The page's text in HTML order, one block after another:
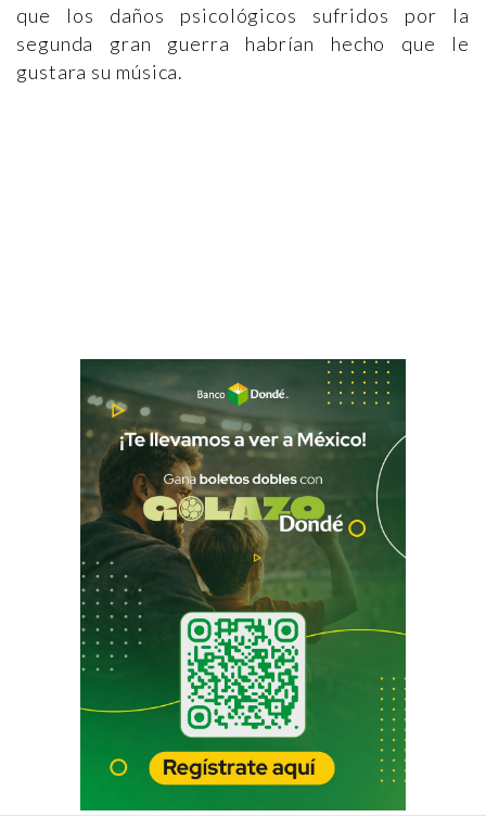
que los daños psicológicos sufridos por la
segunda gran guerra habrían hecho que le
gustara su música.